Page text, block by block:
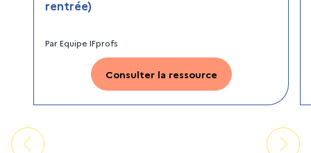
rentrée)
ParEquipe IFprofs
Consulter la ressource